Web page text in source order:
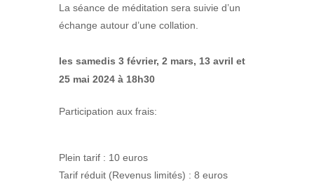
La séance de méditation sera suivie d’un
échange autour d’une collation.
les samedis 3 février, 2 mars, 13 avril et
25 mai 2024 à 18h30
Participation aux frais:
Plein tarif : 10 euros
Tarif réduit (Revenus limités) : 8 euros